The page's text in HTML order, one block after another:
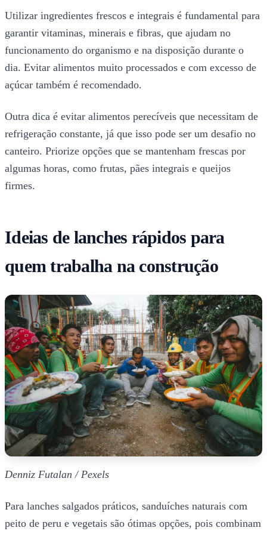
Utilizar ingredientes frescos e integrais é fundamental para
garantir vitaminas, minerais e fibras, que ajudam no
funcionamento do organismo e na disposição durante o
dia. Evitar alimentos muito processados e com excesso de
açúcar também é recomendado.
Outra dica é evitar alimentos perecíveis que necessitam de
refrigeração constante, já que isso pode ser um desafio no
canteiro. Priorize opções que se mantenham frescas por
algumas horas, como frutas, pães integrais e queijos
firmes.
Ideias de lanches rápidos para
quem trabalha na construção
Denniz Futalan / Pexels
Para lanches salgados práticos, sanduíches naturais com
peito de peru e vegetais são ótimas opções, pois combinam